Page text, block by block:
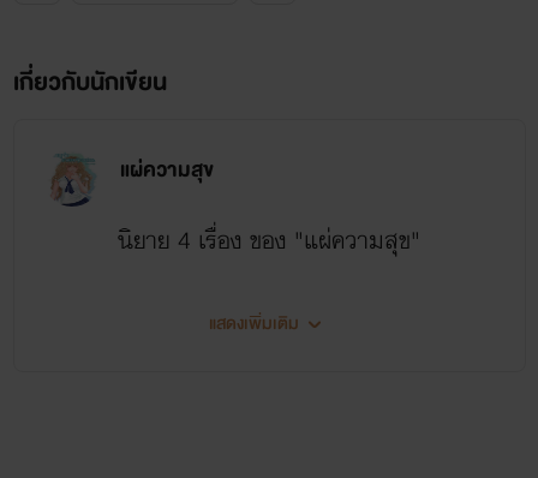
ออยอยู่ตรงนี้ ออยไม่รู้หรอกว่า หลายครั้งหลายคราผมเกือบจะพัง
ที่เธออยู่ในห้องด้วยหน้าตาคร่ำเครียด
เกี่ยวกับนักเขียน
แผ่ความสุข
นิยาย 4 เรื่อง ของ "แผ่ความสุข"
อ่านได้แล้ววันนี้ที่ "ธัญวลัย"
แสดงเพิ่มเติม